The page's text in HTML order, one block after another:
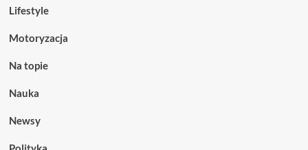
Lifestyle
Motoryzacja
Na topie
Nauka
Newsy